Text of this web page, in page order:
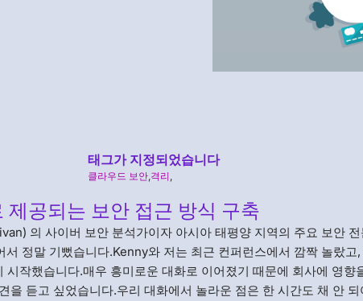
태그가 지정되었습니다
클라우드 보안,격리,
공되는 보안 접근 방식 구축
의 사이버 보안 분석가이자 아시아 태평양 지역의 주요 보안 전
정말 기뻤습니다.Kenny와 저는 최근 컨퍼런스에서 깜짝 놀랐고
작했습니다.매우 흥미로운 대화로 이어졌기 때문에 회사에 영향
을 듣고 싶었습니다.우리 대화에서 놀라운 점은 한 시간도 채 안